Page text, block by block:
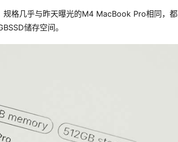
格几乎与昨天曝光的M4 MacBook Pro相同，
储存空间。